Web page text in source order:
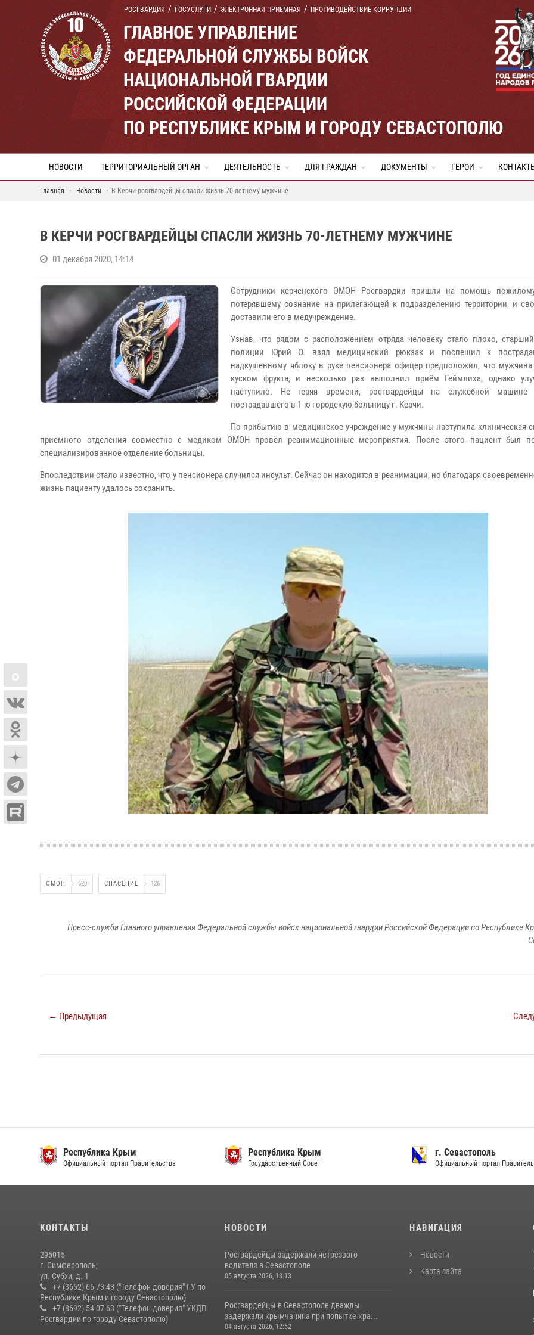
РОСГВАРДИЯ ГОСУСЛУГИ ЭЛЕКТРОННАЯ ПРИЕМНАЯ ПРОТИВОДЕЙСТВИЕ КОРРУПЦИИ
ГЛАВНОЕ УПРАВЛЕНИЕ
ФЕДЕРАЛЬНОЙ СЛУЖБЫ ВОЙСК
НАЦИОНАЛЬНОЙ ГВАРДИИ
РОССИЙСКОЙ ФЕДЕРАЦИИ
ПО РЕСПУБЛИКЕ КРЫМ И ГОРОДУ СЕВАСТОПОЛЮ
НОВОСТИ ТЕРРИТОРИАЛЬНЫЙ ОРГАН ДЕЯТЕЛЬНОСТЬ ДЛЯ ГРАЖДАН ДОКУМЕНТЫ ГЕРОИ
Главная Новости В Керчи росгвардейцы спасли жизнь 70-летнему мужчине
В КЕРЧИ РОСГВАРДЕЙЦЫ СПАСЛИ ЖИЗНЬ 70-ЛЕТНЕМУ МУЖЧИНЕ
01 декабря 2020, 14:14
Сотрудники керченского ОМОН Росгвардии пришли на помощь
потерявшему сознание на прилегающей к подразделению территории, и
доставили его в медучреждение.
Узнав, что рядом с расположением отряда человеку стало плохо,
полиции Юрий О. взял медицинский рюкзак и поспешил к
надкушенному яблоку в руке пенсионера офицер предположил, что
куском фрукта, и несколько раз выполнил приём Геймлиха, однако
наступило. Не теряя времени, росгвардейцы на служебной машине
пострадавшего в 1-ю городскую больницу г. Керчи.
По прибытию в медицинское учреждение у мужчины наступила клиническая
приемного отделения совместно с медиком ОМОН провёл реанимационные мероприятия. После этого пациент был
специализированное отделение больницы.
Впоследствии стало известно, что у пенсионера случился инсульт. Сейчас он находится в реанимации, но благодаря
жизнь пациенту удалось сохранить.
ОМОН 520 СПАСЕНИЕ 126
Пресс-служба Главного управления Федеральной службы войск национальной гвардии Российской Федерации по Республике
← Предыдущая
Республика Крым
Официальный портал Правительства
Республика Крым
Государственный Совет
г. Севастополь
Официальный портал
КОНТАКТЫ
295015
г. Симферополь,
ул. Субхи, д. 1
+7 (3652) 66 73 43 ("Телефон доверия" ГУ по
Республике Крым и городу Севастополю)
+7 (8692) 54 07 63 ("Телефон доверия" УКДП
Росгвардии по городу Севастополю)
НОВОСТИ
Росгвардейцы задержали нетрезвого
водителя в Севастополе
05 августа 2026, 13:13
Росгвардейцы в Севастополе дважды
задержали крымчанина при попытке кра...
04 августа 2026, 12:52
НАВИГАЦИЯ
Новости
Карта сайта